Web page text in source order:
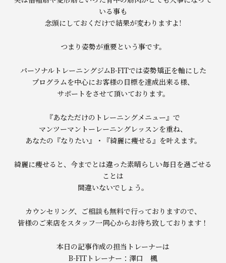
いる事も
念頭にしておくだけで結果が変わりますよ!
つまり姿勢が重要という事です。
パーソナルトレーニングジムB-FITでは姿勢矯正を軸にした
プログラムを中心にお客様の目標を達成出来る様、
サポートをさせて頂いております。
『あなただけのトレーニングメニュー』で
マンツーマントーレーニングレッスンを重ね、
あなたの『なりたい』・『綺麗に痩せる』を叶えます。
綺麗に痩せると、今までとは違った素晴らしい毎日を過ごせる
ことは
間違いないでしょう。
カウンセリング、ご相談も無料で行っておりますので、
皆様のご来店をスタッフ一同心からお待ち致しております！
本日の記事作成の担当トレーナーは
B-FITトレーナー：澤口 楓